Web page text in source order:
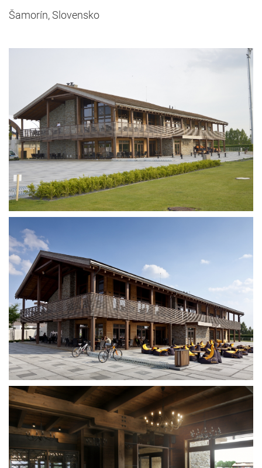
Šamorín, Slovensko